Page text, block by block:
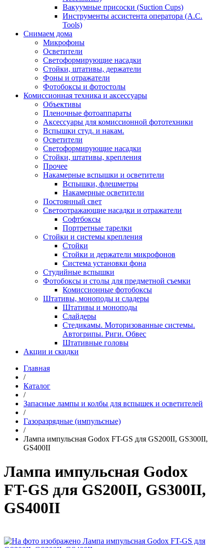
Вакуумные присоски (Suction Cups)
Инструменты ассистента оператора (A.C.
Tools)
Снимаем дома
Микрофоны
Осветители
Светоформирующие насадки
Стойки, штативы, держатели
Фоны и отражатели
Фотобоксы и фотостолы
Комиссионная техника и аксессуары
Объективы
Пленочные фотоаппараты
Аксессуары для комиссионной фототехники
Вспышки студ. и накам.
Осветители
Светоформирующие насадки
Стойки, штативы, крепления
Прочее
Накамерные вспышки и осветители
Вспышки, флешметры
Накамерные осветители
Постоянный свет
Светоотражающие насадки и отражатели
Софтбоксы
Портретные тарелки
Стойки и системы крепления
Стойки
Стойки и держатели микрофонов
Система установки фона
Студийные вспышки
Фотобоксы и столы для предметной съемки
Комиссионные фотобоксы
Штативы, моноподы и сладеры
Штативы и моноподы
Слайдеры
Стедикамы. Моторизованные системы.
Автогрипы. Риги. Обвес
Штативные головы
Акции и скидки
Главная
/
Каталог
/
Запасные лампы и колбы для вспышек и осветителей
/
Газоразрядные (импульсные)
/
Лампа импульсная Godox FT-GS для GS200II, GS300II,
GS400II
Лампа импульсная Godox
FT-GS для GS200II, GS300II,
GS400II